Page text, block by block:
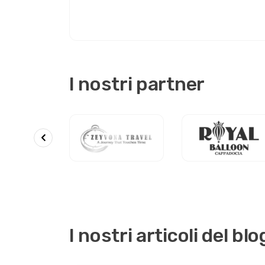
I nostri partner
I nostri articoli del